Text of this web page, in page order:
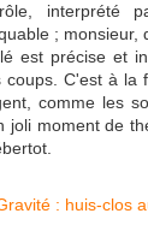
interprété
; monsieur,
est précise et
C'est à la
comme les
joli moment de